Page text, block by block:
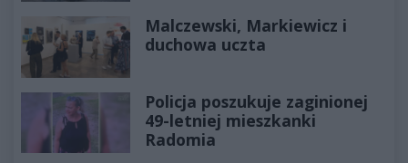
Malczewski, Markiewicz i
duchowa uczta
Policja poszukuje zaginionej
49-letniej mieszkanki
Radomia